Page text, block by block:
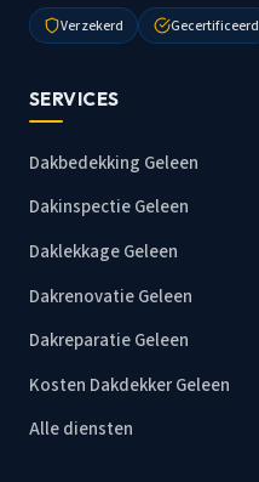
Verzekerd Gecertificeerd
SERVICES
Dakbedekking Geleen
Dakinspectie Geleen
Daklekkage Geleen
Dakrenovatie Geleen
Dakreparatie Geleen
Kosten Dakdekker Geleen
Alle diensten